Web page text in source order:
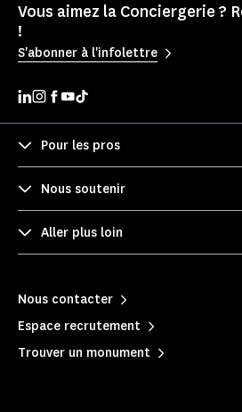
Vous aimez la Conciergerie ?
!
S'abonner à l'infolettre
Pour les pros
Nous soutenir
Aller plus loin
Nous contacter
Espace recrutement
Trouver un monument